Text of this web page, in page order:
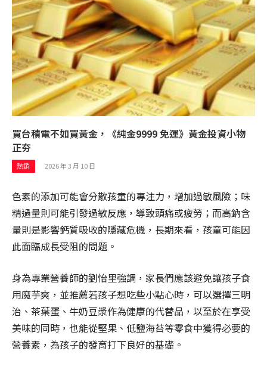
買台積電不如買黃金，《純金9999 免運》黃金投資小物
正夯
熱銷 2026 年 3 月 10 日
色素的添加可能會分散孩童的專注力，增加過敏風險；味
精過量則可能引發過敏反應，導致頭痛或疲勞；而高鈉含
量則是影響鈣質吸收的隱藏危機，長期來看，孩童可能因
此面臨成長受阻的問題。
身為專業營養師的劉怡里強調，家長們應該避免讓孩子食
用魔芋爽，並推薦若孩子想吃些小點心時，可以選擇三明
治、茶葉蛋、牛奶豆漿作為健康的代替品，以至於在享受
美味的同時，也能從堅果、低鹽海苔等零食中獲得必要的
營養素，為孩子的發育打下良好的基礎。